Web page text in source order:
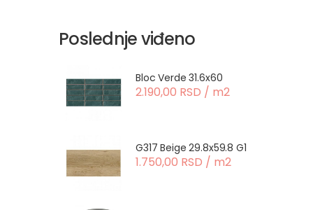
Poslednje viđeno
Bloc Verde 31.6x60
2.190,00 RSD / m2
G317 Beige 29.8x59.8 G1
1.750,00 RSD / m2